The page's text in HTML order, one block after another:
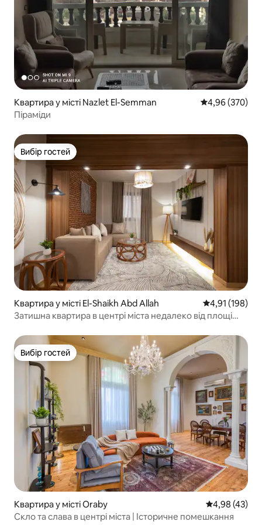
Квартира у місті Nazlet El-Semman Середня
4,96 (370)
Піраміди
Вибір гостей
Вибір гостей
Квартира у місті El-Shaikh Abd Allah Середня
4,91 (198)
Затишна квартира в центрі міста недалеко від площі
Вибір гостей
Вибір гостей
Квартира у місті Oraby Середня
4,98 (43)
Скло та слава в центрі міста | Історичне помешкання